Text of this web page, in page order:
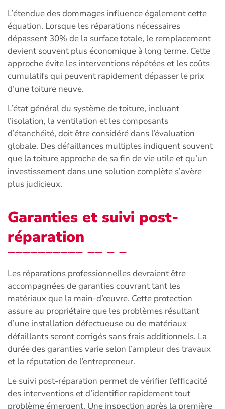
L’étendue des dommages influence également cette
équation. Lorsque les réparations nécessaires
dépassent 30% de la surface totale, le remplacement
devient souvent plus économique à long terme. Cette
approche évite les interventions répétées et les coûts
cumulatifs qui peuvent rapidement dépasser le prix
d’une toiture neuve.
L’état général du système de toiture, incluant
l’isolation, la ventilation et les composants
d’étanchéité, doit être considéré dans l’évaluation
globale. Des défaillances multiples indiquent souvent
que la toiture approche de sa fin de vie utile et qu’un
investissement dans une solution complète s’avère
plus judicieux.
Garanties et suivi post-
réparation
Les réparations professionnelles devraient être
accompagnées de garanties couvrant tant les
matériaux que la main-d’œuvre. Cette protection
assure au propriétaire que les problèmes résultant
d’une installation défectueuse ou de matériaux
défaillants seront corrigés sans frais additionnels. La
durée des garanties varie selon l’ampleur des travaux
et la réputation de l’entrepreneur.
Le suivi post-réparation permet de vérifier l’efficacité
des interventions et d’identifier rapidement tout
problème émergent. Une inspection après la première